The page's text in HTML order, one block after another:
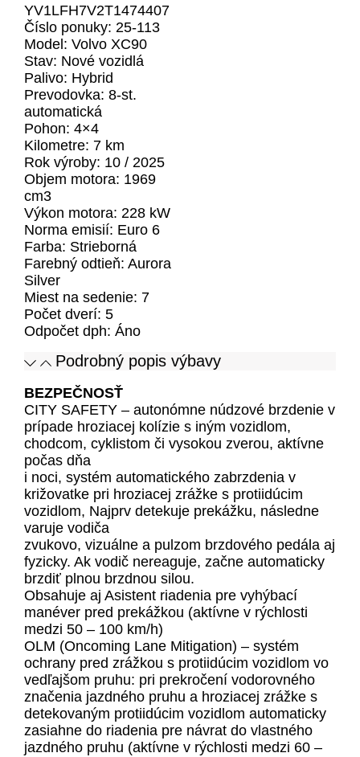
YV1LFH7V2T1474407
Číslo ponuky: 25-113
Model: Volvo XC90
Stav: Nové vozidlá
Palivo: Hybrid
Prevodovka: 8-st.
automatická
Pohon: 4×4
Kilometre: 7 km
Rok výroby: 10 / 2025
Objem motora: 1969
cm3
Výkon motora: 228 kW
Norma emisií: Euro 6
Farba: Strieborná
Farebný odtieň: Aurora
Silver
Miest na sedenie: 7
Počet dverí: 5
Odpočet dph: Áno
Podrobný popis výbavy
BEZPEČNOSŤ
CITY SAFETY – autonómne núdzové brzdenie v
prípade hroziacej kolízie s iným vozidlom,
chodcom, cyklistom či vysokou zverou, aktívne
počas dňa
i noci, systém automatického zabrzdenia v
križovatke pri hroziacej zrážke s protiidúcim
vozidlom, Najprv detekuje prekážku, následne
varuje vodiča
zvukovo, vizuálne a pulzom brzdového pedála aj
fyzicky. Ak vodič nereaguje, začne automaticky
brzdiť plnou brzdnou silou.
Obsahuje aj Asistent riadenia pre vyhýbací
manéver pred prekážkou (aktívne v rýchlosti
medzi 50 – 100 km/h)
OLM (Oncoming Lane Mitigation) – systém
ochrany pred zrážkou s protiidúcim vozidlom vo
vedľajšom pruhu: pri prekročení vodorovného
značenia jazdného pruhu a hroziacej zrážke s
detekovaným protiidúcim vozidlom automaticky
zasiahne do riadenia pre návrat do vlastného
jazdného pruhu (aktívne v rýchlosti medzi 60 –